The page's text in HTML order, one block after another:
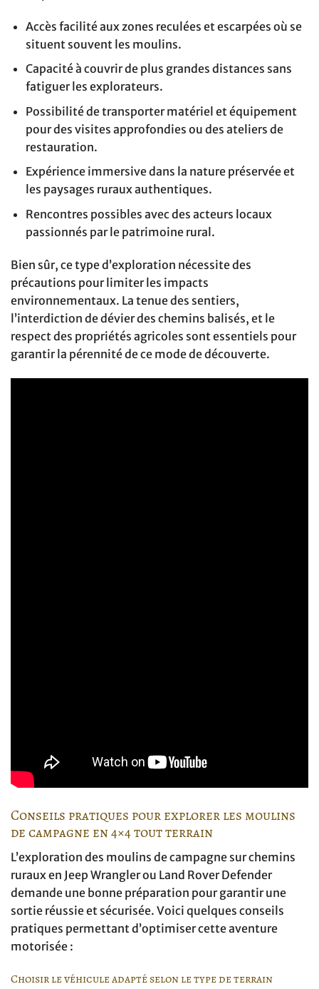
Accès facilité aux zones reculées et escarpées où se
situent souvent les moulins.
Capacité à couvrir de plus grandes distances sans
fatiguer les explorateurs.
Possibilité de transporter matériel et équipement
pour des visites approfondies ou des ateliers de
restauration.
Expérience immersive dans la nature préservée et
les paysages ruraux authentiques.
Rencontres possibles avec des acteurs locaux
passionnés par le patrimoine rural.
Bien sûr, ce type d’exploration nécessite des
précautions pour limiter les impacts
environnementaux. La tenue des sentiers,
l’interdiction de dévier des chemins balisés, et le
respect des propriétés agricoles sont essentiels pour
garantir la pérennité de ce mode de découverte.
Conseils pratiques pour explorer les moulins
de campagne en 4×4 tout terrain
L’exploration des moulins de campagne sur chemins
ruraux en Jeep Wrangler ou Land Rover Defender
demande une bonne préparation pour garantir une
sortie réussie et sécurisée. Voici quelques conseils
pratiques permettant d’optimiser cette aventure
motorisée :
Choisir le véhicule adapté selon le type de terrain